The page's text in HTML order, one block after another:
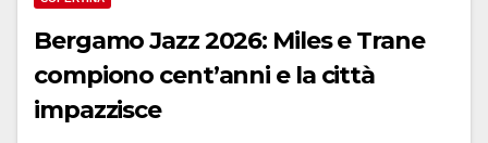
Bergamo Jazz 2026: Miles e Trane
compiono cent’anni e la città
impazzisce